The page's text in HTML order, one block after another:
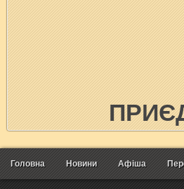
Головна Новини Афіша